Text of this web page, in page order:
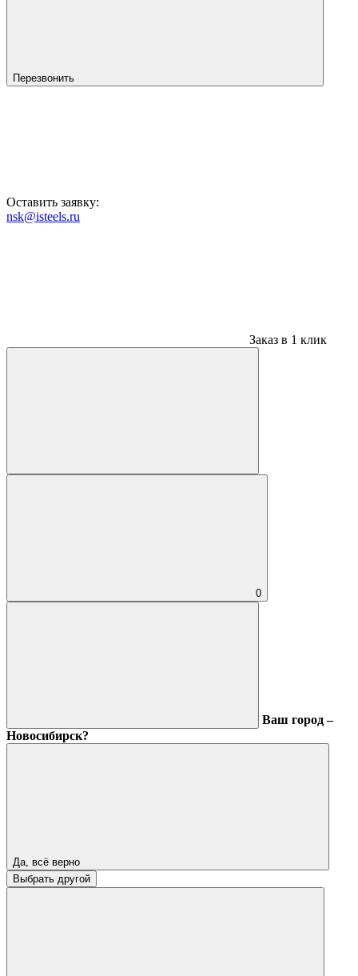
Перезвонить
Оставить заявку:
nsk@isteels.ru
Заказ в 1 клик
0
Ваш город –
Новосибирск?
Да, всё верно
Выбрать другой